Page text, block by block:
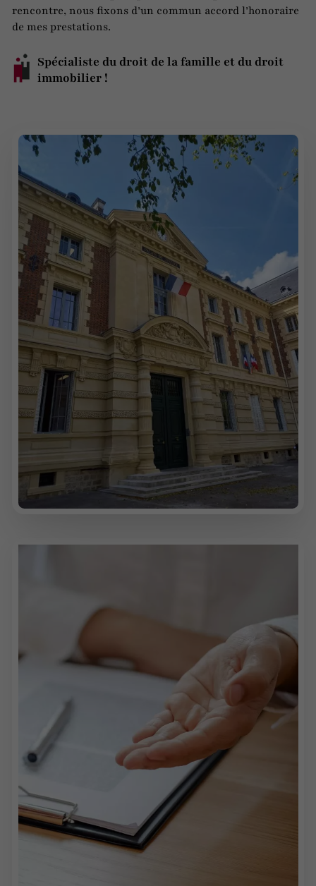
rencontre, nous fixons d’un commun accord l’honoraire
de mes prestations.
Spécialiste du droit de la famille et du droit
immobilier !